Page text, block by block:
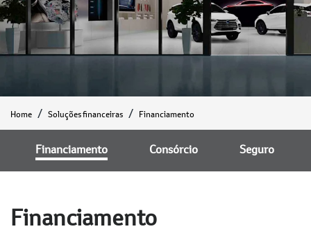
Home Soluções financeiras Financiamento
Consórcio
Financiamento Seguro
Financiamento